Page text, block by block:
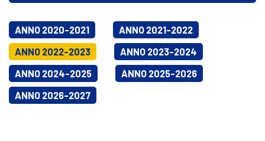
ANNO 2020-2021
ANNO 2021-2022
ANNO 2022-2023
ANNO 2023-2024
ANNO 2024-2025
ANNO 2025-2026
ANNO 2026-2027